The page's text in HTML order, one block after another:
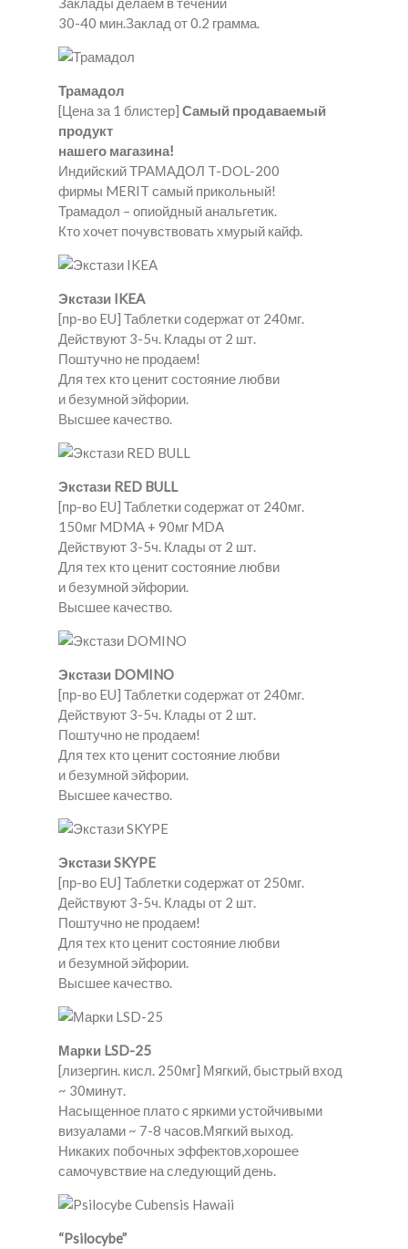
30-40 мин.Заклад от 0.2 грамма.
Трамадол
[Цена за 1 блистер] Самый продаваемый
продукт
нашего магазина!
Индийский ТРАМАДОЛ T-DOL-200
фирмы MERIT самый прикольный!
Трамадол – опиойдный анальгетик.
Кто хочет почувствовать хмурый кайф.
Экстази IKEA
[пр-во EU] Таблетки содержат от 240мг.
Действуют 3-5ч. Клады от 2 шт.
Поштучно не продаем!
Для тех кто ценит состояние любви
и безумной эйфории.
Высшее качество.
Экстази RED BULL
[пр-во EU] Таблетки содержат от 240мг.
150мг MDMA + 90мг MDA
Действуют 3-5ч. Клады от 2 шт.
Для тех кто ценит состояние любви
и безумной эйфории.
Высшее качество.
Экстази DOMINO
[пр-во EU] Таблетки содержат от 240мг.
Действуют 3-5ч. Клады от 2 шт.
Поштучно не продаем!
Для тех кто ценит состояние любви
и безумной эйфории.
Высшее качество.
Экстази SKYPE
[пр-во EU] Таблетки содержат от 250мг.
Действуют 3-5ч. Клады от 2 шт.
Поштучно не продаем!
Для тех кто ценит состояние любви
и безумной эйфории.
Высшее качество.
Марки LSD-25
[лизергин. кисл. 250мг] Мягкий, быстрый вход
~ 30минут.
Насыщенное плато c яркими устойчивыми
визуалами ~ 7-8 часов.Мягкий выход.
Никаких побочных эффектов,хорошее
самочувствие на следующий день.
“Psilocybe”